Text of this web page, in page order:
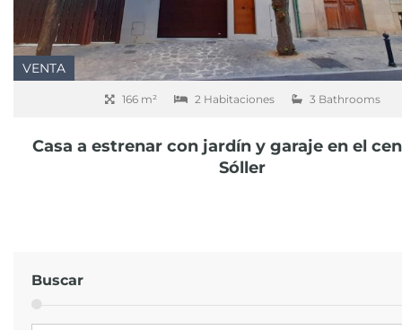
VENTA
166 m² 2 Habitaciones 3 Bathrooms
Casa a estrenar con jardín y garaje en el
Sóller
Buscar